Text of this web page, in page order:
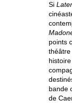
Si
points
bande
de